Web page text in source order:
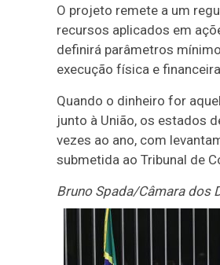
O projeto remete a um
recursos aplicados em
definirá parâmetros
execução física e
Quando o dinheiro for
junto à União, os estados
vezes ao ano, com
submetida ao Tribunal de
Bruno Spada/Câmara dos